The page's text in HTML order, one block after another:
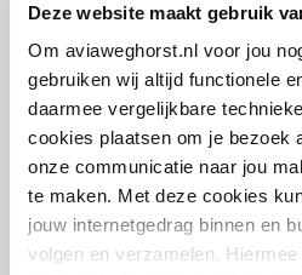
Deze website maakt gebruik
Om aviaweghorst.nl voor jou
gebruiken wij altijd functionele
daarmee vergelijkbare
cookies plaatsen om je bezoek
onze communicatie naar jou
te maken. Met deze cookies
jouw internetgedrag binnen en
volgen en verzamelen.
maakt Domijn sinds kort gebruik van
VOLT. “Niet alle vaklieden kunnen
“Sommigen wonen in een appartement
eigen parkeerplek voor het huis. Voor
ideaal. Tijdens een overleg op
kunnen ze in twintig minuten tot wel
en gemak.”